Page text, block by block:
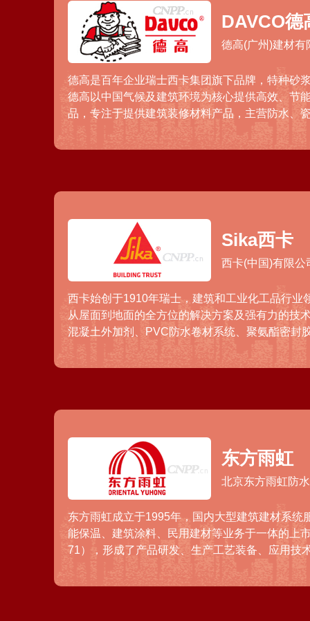
DAVCO德
德高(广州)建材有
德高是百年企业瑞士西卡集团旗下品牌，特种砂
德高以中国气候及建筑环境为核心提供高效、节
品，专注于提供建筑装修材料产品，主营防水、
密封胶、技术砂浆以及巧匠工具等产品系列。德
Sika西卡
西卡(中国)有限公
西卡始创于1910年瑞士，建筑和工业化工品行业
从屋面到地面的全方位的解决方案及强有力的技
混凝土外加剂、PVC防水卷材系统、聚氨酯密封
灌浆材料、加固与修补材料等一系列化学建材产
东方雨虹
北京东方雨虹防
东方雨虹成立于1995年，国内大型建筑建材系统
能保温、建筑涂料、民用建材等业务于一体的上
71），形成了产品研发、生产工艺装备、应用技
发中心，产品及专业服务广泛应用于房屋建筑、